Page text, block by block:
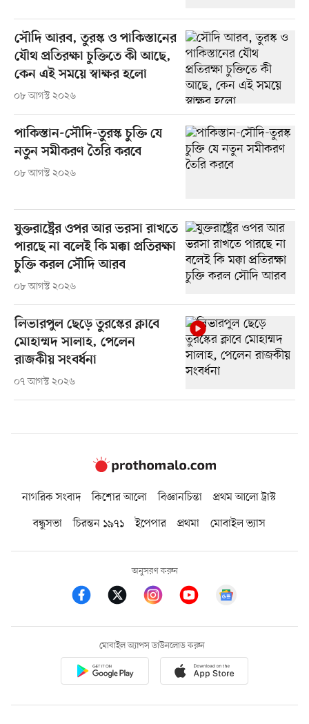
সৌদি আরব, তুরস্ক ও পাকিস্তানের
যৌথ প্রতিরক্ষা চুক্তিতে কী আছে,
কেন এই সময়ে স্বাক্ষর হলো
০৮ আগস্ট ২০২৬
পাকিস্তান-সৌদি-তুরস্ক চুক্তি যে
নতুন সমীকরণ তৈরি করবে
০৮ আগস্ট ২০২৬
যুক্তরাষ্ট্রের ওপর আর ভরসা রাখতে
পারছে না বলেই কি মক্কা প্রতিরক্ষা
চুক্তি করল সৌদি আরব
০৮ আগস্ট ২০২৬
লিভারপুল ছেড়ে তুরস্কের ক্লাবে
মোহাম্মদ সালাহ, পেলেন
রাজকীয় সংবর্ধনা
০৭ আগস্ট ২০২৬
নাগরিক সংবাদ কিশোর আলো বিজ্ঞানচিন্তা
প্রথম আলো ট্রাস্ট
বন্ধুসভা
চিরন্তন ১৯৭১ ইপেপার প্রথমা মোবাইল ভ্যাস
অনুসরণ করুন
মোবাইল অ্যাপস ডাউনলোড করুন